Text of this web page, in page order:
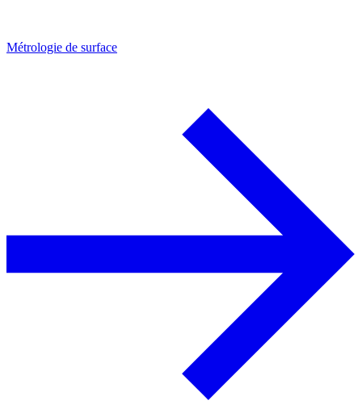
Métrologie de surface